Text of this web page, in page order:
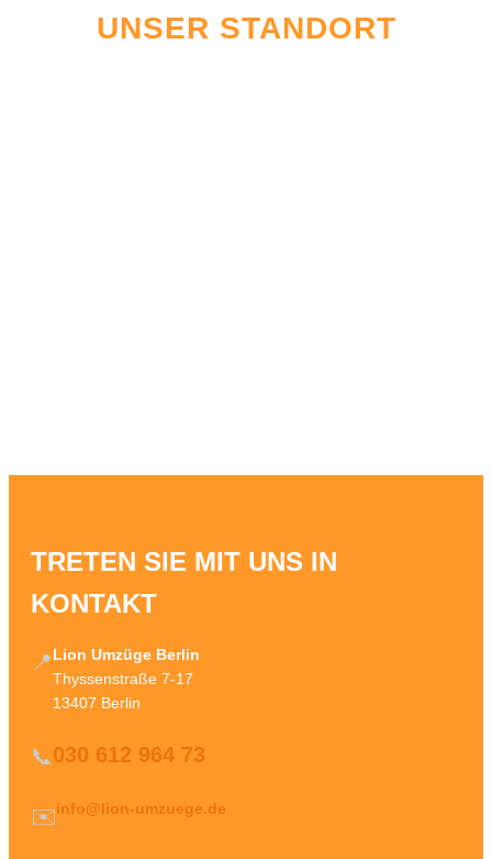
UNSER STANDORT
TRETEN SIE MIT UNS IN
KONTAKT
📍Lion Umzüge Berlin
Thyssenstraße 7-17
13407 Berlin
📞030 612 964 73
✉️info@lion-umzuege.de